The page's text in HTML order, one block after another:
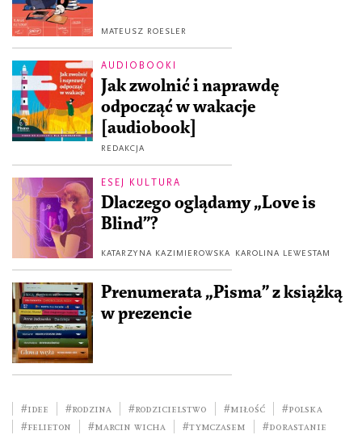
MATEUSZ ROESLER
AUDIOBOOKI
Jak zwolnić i naprawdę
odpocząć w wakacje
[audiobook]
REDAKCJA
ESEJ KULTURA
Dlaczego oglądamy „Love is
Blind”?
KATARZYNA KAZIMIEROWSKA KAROLINA LEWESTAM
Prenumerata „Pisma” z książką
w prezencie
#idee #rodzina #rodzicielstwo #miłość
#Polska
#felieton
#Marcin Wicha #tymczasem
#dorastanie